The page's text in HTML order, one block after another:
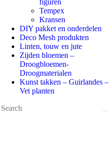
figuren
Tempex
Kransen
DIY pakket en onderdelen
Deco Mesh produkten
Linten, touw en jute
Zijden bloemen –
Droogbloemen-
Droogmaterialen
Kunst takken – Guirlandes –
Vet planten